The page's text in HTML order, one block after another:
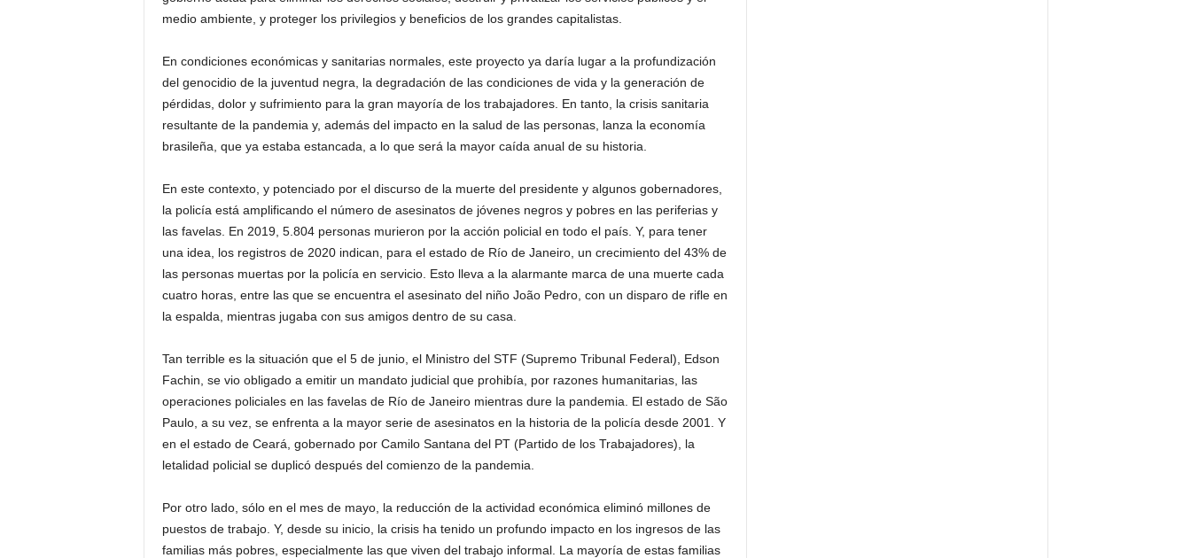
medio ambiente, y proteger los privilegios y beneficios de los grandes capitalistas.
En condiciones económicas y sanitarias normales, este proyecto ya daría lugar a la profundización
del genocidio de la juventud negra, la degradación de las condiciones de vida y la generación de
pérdidas, dolor y sufrimiento para la gran mayoría de los trabajadores. En tanto, la crisis sanitaria
resultante de la pandemia y, además del impacto en la salud de las personas, lanza la economía
brasileña, que ya estaba estancada, a lo que será la mayor caída anual de su historia.
En este contexto, y potenciado por el discurso de la muerte del presidente y algunos gobernadores,
la policía está amplificando el número de asesinatos de jóvenes negros y pobres en las periferias y
las favelas. En 2019, 5.804 personas murieron por la acción policial en todo el país. Y, para tener
una idea, los registros de 2020 indican, para el estado de Río de Janeiro, un crecimiento del 43% de
las personas muertas por la policía en servicio. Esto lleva a la alarmante marca de una muerte cada
cuatro horas, entre las que se encuentra el asesinato del niño João Pedro, con un disparo de rifle en
la espalda, mientras jugaba con sus amigos dentro de su casa.
Tan terrible es la situación que el 5 de junio, el Ministro del STF (Supremo Tribunal Federal), Edson
Fachin, se vio obligado a emitir un mandato judicial que prohibía, por razones humanitarias, las
operaciones policiales en las favelas de Río de Janeiro mientras dure la pandemia. El estado de São
Paulo, a su vez, se enfrenta a la mayor serie de asesinatos en la historia de la policía desde 2001. Y
en el estado de Ceará, gobernado por Camilo Santana del PT (Partido de los Trabajadores), la
letalidad policial se duplicó después del comienzo de la pandemia.
Por otro lado, sólo en el mes de mayo, la reducción de la actividad económica eliminó millones de
puestos de trabajo. Y, desde su inicio, la crisis ha tenido un profundo impacto en los ingresos de las
familias más pobres, especialmente las que viven del trabajo informal. La mayoría de estas familias